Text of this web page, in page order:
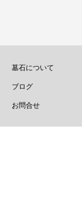
墓石について
ブログ
お問合せ